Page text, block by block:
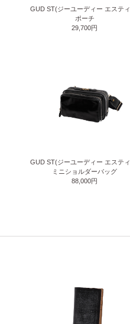
GUD ST(ジーユーディー エステ
ポーチ
29,700円
GUD ST(ジーユーディー エステ
ミニショルダーバッグ
88,000円